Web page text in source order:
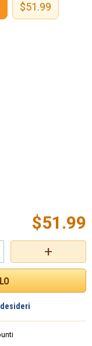
+
$51.99
$51.99